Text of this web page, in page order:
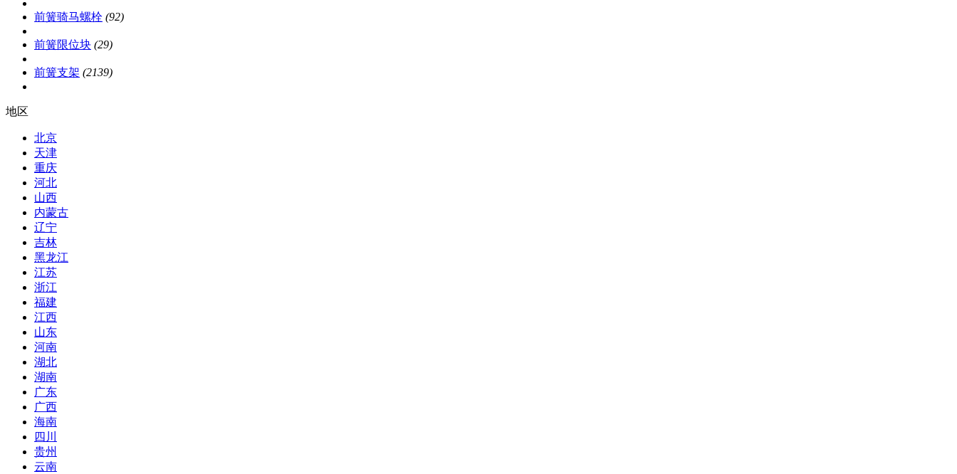
前簧骑马螺栓 (92)
前簧限位块 (29)
前簧支架 (2139)
地区
北京
天津
重庆
河北
山西
内蒙古
辽宁
吉林
黑龙江
江苏
浙江
福建
江西
山东
河南
湖北
湖南
广东
广西
海南
四川
贵州
云南